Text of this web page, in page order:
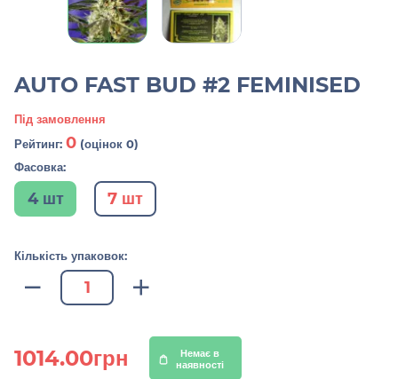
AUTO FAST BUD #2 FEMINISED
Під замовлення
Рейтинг: 0 (оцінок 0)
Фасовка:
4 шт 7 шт
Кількість упаковок:
1014.00грн
Немає в
наявності